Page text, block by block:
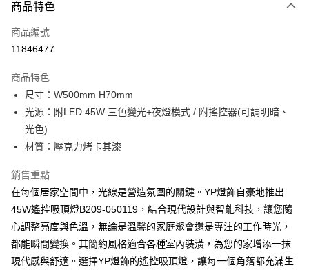
信用卡一次付款
LINE Pay
街口支付
悠遊付
Google Pay
全盈+PAY
AFTEE先享後付
相關說明
【關於「AFTEE先享後付」】
AFTEE先享後付是「在收到商品之後才付款」的支付方式。 讓您購物簡單
便利好安心！
１．簡單：不需註冊會員、不需綁卡、不需儲值。
商品特色
商品編號
11846477
商品特色
尺寸：W500mm H70mm
光源：附LED 45W 三色變光+夜燈模式 / 附搖控器(可調明暗、
光色)
材質：壓克力烤卡其漆
銷售重點
在每個居家空間中，光線是營造氛圍的關鍵。YP燈飾自豪地推出
45W遙控吸頂燈B209-050119，結合現代設計與智能科技，讓您隨
心調整亮度與色溫，無論是溫馨的家庭聚會還是專注的工作時光，
都能瞬間變換。其簡約風格適合各種室內裝潢，為您的家增添一抹
現代感與舒適。選擇YP燈飾的遙控吸頂燈，讓每一個角落都充滿生